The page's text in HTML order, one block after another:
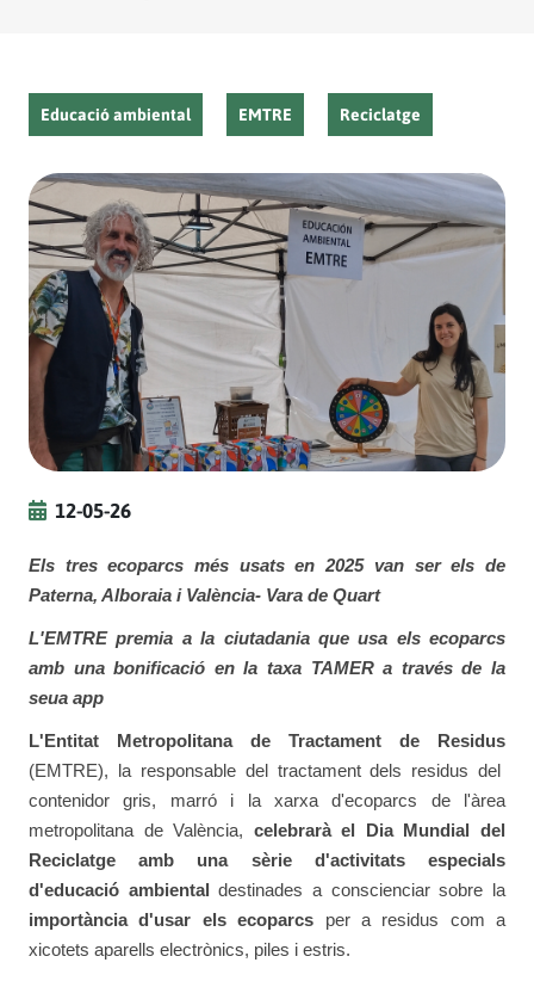
Educació ambiental EMTRE Reciclatge
12-05-26
Els tres ecoparcs més usats en 2025 van ser els de
Paterna, Alboraia i València- Vara de Quart
L'EMTRE premia a la ciutadania que usa els ecoparcs
amb una bonificació en la taxa TAMER a través de la
seua app
L'Entitat Metropolitana de Tractament de Residus
(EMTRE), la responsable del tractament dels residus del
contenidor gris, marró i la xarxa d'ecoparcs de l'àrea
metropolitana de València, celebrarà el Dia Mundial del
Reciclatge amb una sèrie d'activitats especials
d'educació ambiental destinades a conscienciar sobre la
importància d'usar els ecoparcs per a residus com a
xicotets aparells electrònics, piles i estris.